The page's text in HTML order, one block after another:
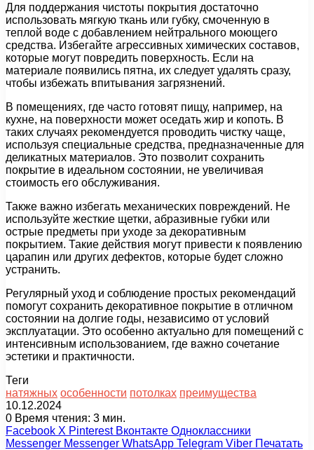
Для поддержания чистоты покрытия достаточно
использовать мягкую ткань или губку, смоченную в
теплой воде с добавлением нейтрального моющего
средства. Избегайте агрессивных химических составов,
которые могут повредить поверхность. Если на
материале появились пятна, их следует удалять сразу,
чтобы избежать впитывания загрязнений.
В помещениях, где часто готовят пищу, например, на
кухне, на поверхности может оседать жир и копоть. В
таких случаях рекомендуется проводить чистку чаще,
используя специальные средства, предназначенные для
деликатных материалов. Это позволит сохранить
покрытие в идеальном состоянии, не увеличивая
стоимость его обслуживания.
Также важно избегать механических повреждений. Не
используйте жесткие щетки, абразивные губки или
острые предметы при уходе за декоративным
покрытием. Такие действия могут привести к появлению
царапин или других дефектов, которые будет сложно
устранить.
Регулярный уход и соблюдение простых рекомендаций
помогут сохранить декоративное покрытие в отличном
состоянии на долгие годы, независимо от условий
эксплуатации. Это особенно актуально для помещений с
интенсивным использованием, где важно сочетание
эстетики и практичности.
Теги
натяжных особенности потолках преимущества
10.12.2024
0 Время чтения: 3 мин.
Facebook X Pinterest Вконтакте Одноклассники
Messenger Messenger WhatsApp Telegram Viber Печатать